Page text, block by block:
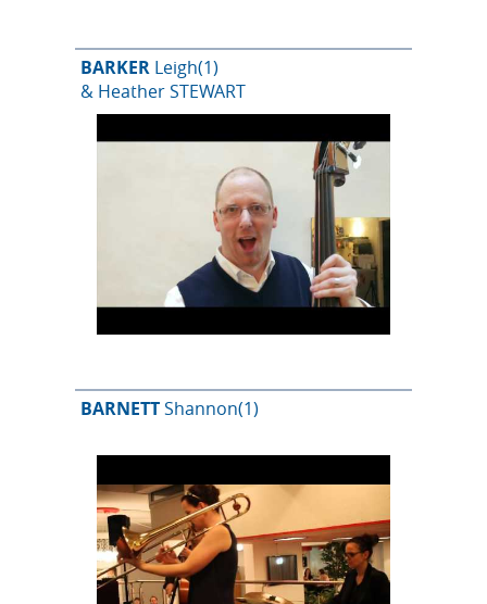
BARKER Leigh(1)
& Heather STEWART
BARNETTShannon(1)